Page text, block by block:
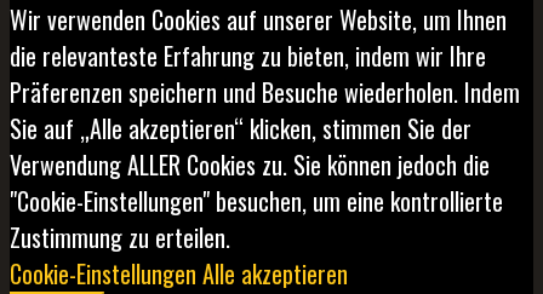
Wir verwenden Cookies auf unserer Website, um Ihnen
die relevanteste Erfahrung zu bieten, indem wir Ihre
Präferenzen speichern und Besuche wiederholen. Indem
Sie auf „Alle akzeptieren“ klicken, stimmen Sie der
Verwendung ALLER Cookies zu. Sie können jedoch die
"Cookie-Einstellungen" besuchen, um eine kontrollierte
Zustimmung zu erteilen.
Cookie-Einstellungen Alle akzeptieren